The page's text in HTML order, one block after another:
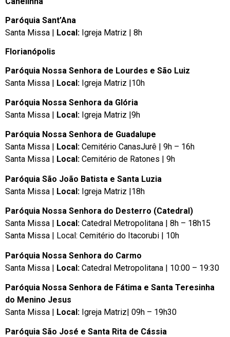
Paróquia Sant’Ana
Santa Missa |
Local: Igreja Matriz | 8h
Florianópolis
Paróquia Nossa Senhora de Lourdes e São Luiz
Santa Missa | Local: Igreja Matriz |10h
Paróquia Nossa Senhora da Glória
Santa Missa | Local: Igreja Matriz |9h
Paróquia Nossa Senhora de Guadalupe
Santa Missa |
Local: Cemitério CanasJurê | 9h – 16h
Santa Missa |
Local: Cemitério de Ratones | 9h
Paróquia São João Batista e Santa Luzia
Santa Missa | Local: Igreja Matriz |18h
Paróquia Nossa Senhora do Desterro (Catedral)
Santa Missa |
Local: Catedral Metropolitana | 8h – 18h15
Santa Missa | Local: Cemitério do Itacorubi | 10h
Paróquia Nossa Senhora do Carmo
Santa Missa | Local: Catedral Metropolitana | 10:00 – 19:30
Paróquia Nossa Senhora de Fátima e Santa Teresinha
do Menino Jesus
Santa Missa | Local: Igreja Matriz| 09h – 19h30
Paróquia São José e Santa Rita de Cássia